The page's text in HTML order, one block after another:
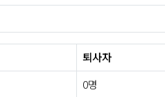
퇴사자
0명